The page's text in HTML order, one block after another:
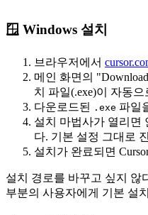
🪟 Windows 설치
브라우저에서
메인 화면의
치 파일(.exe)이 자동
다운로드된 .exe 파일
설치 마법사가 열리면
다. 기본 설정 그대로
설치가 완료되면
설치 경로를 바꾸고 싶지 않
부분의 사용자에게 기본 설